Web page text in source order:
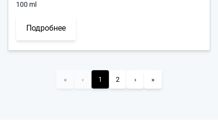
100 ml
Подробнее
« ‹ 1 2 › »